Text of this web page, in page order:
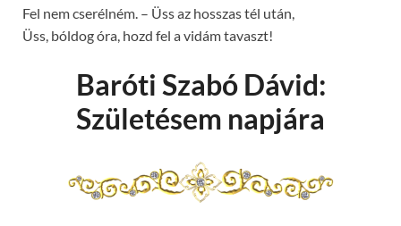
Fel nem cserélném. – Üss az hosszas tél után,
Üss, bóldog óra, hozd fel a vidám tavaszt!
Baróti Szabó Dávid:
Születésem napjára